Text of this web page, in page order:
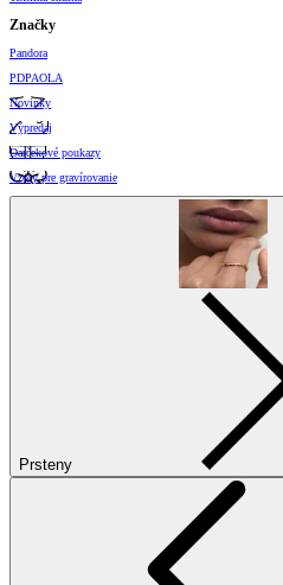
Značky
Pandora
PDPAOLA
Novinky
Výpredaj
Darčekové poukazy
Vzory pre gravírovanie
Prsteny